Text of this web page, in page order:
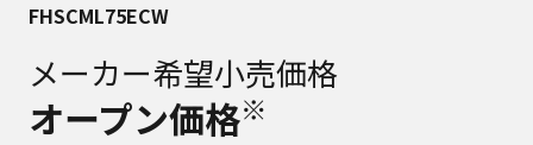
FHSCML75ECW
メーカー希望小売価格
オープン価格※